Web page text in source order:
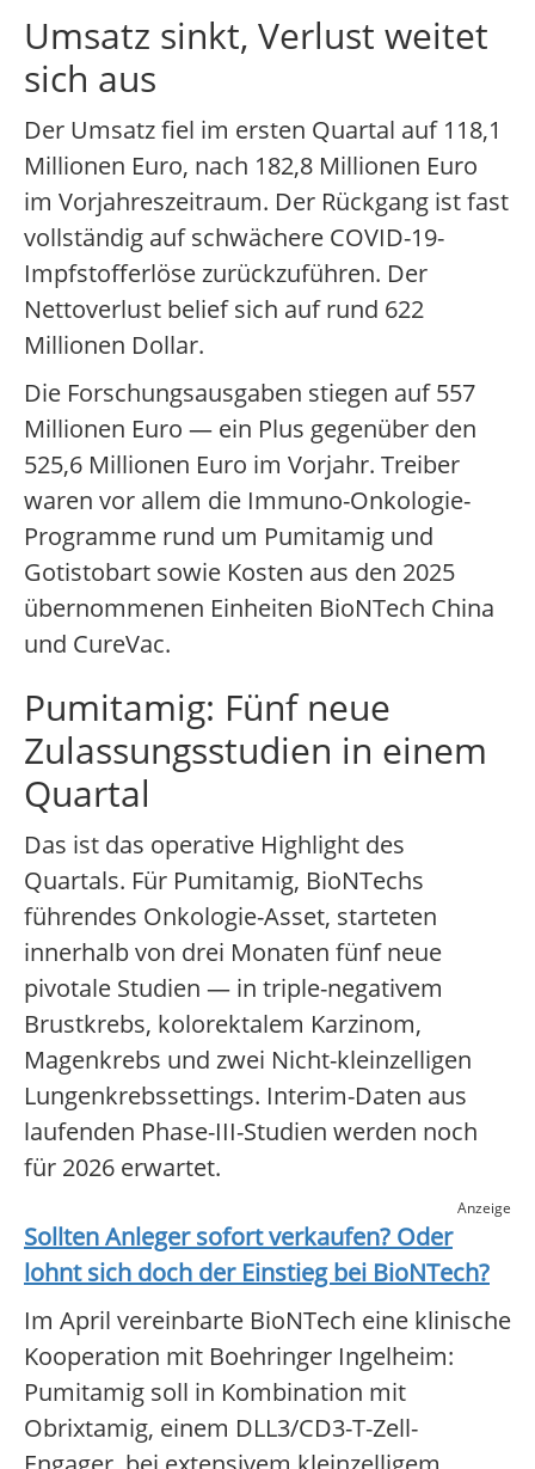
Umsatz sinkt, Verlust weitet
sich aus
Der Umsatz fiel im ersten Quartal auf 118,1
Millionen Euro, nach 182,8 Millionen Euro
im Vorjahreszeitraum. Der Rückgang ist fast
vollständig auf schwächere COVID-19-
Impfstofferlöse zurückzuführen. Der
Nettoverlust belief sich auf rund 622
Millionen Dollar.
Die Forschungsausgaben stiegen auf 557
Millionen Euro — ein Plus gegenüber den
525,6 Millionen Euro im Vorjahr. Treiber
waren vor allem die Immuno-Onkologie-
Programme rund um Pumitamig und
Gotistobart sowie Kosten aus den 2025
übernommenen Einheiten BioNTech China
und CureVac.
Pumitamig: Fünf neue
Zulassungsstudien in einem
Quartal
Das ist das operative Highlight des
Quartals. Für Pumitamig, BioNTechs
führendes Onkologie-Asset, starteten
innerhalb von drei Monaten fünf neue
pivotale Studien — in triple-negativem
Brustkrebs, kolorektalem Karzinom,
Magenkrebs und zwei Nicht-kleinzelligen
Lungenkrebssettings. Interim-Daten aus
laufenden Phase-III-Studien werden noch
für 2026 erwartet.
Anzeige
Sollten Anleger sofort verkaufen? Oder
lohnt sich doch der Einstieg bei BioNTech?
Im April vereinbarte BioNTech eine klinische
Kooperation mit Boehringer Ingelheim:
Pumitamig soll in Kombination mit
Obrixtamig, einem DLL3/CD3-T-Zell-